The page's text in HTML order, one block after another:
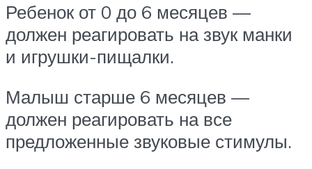
Ребенок от 0 до 6 месяцев —
должен реагировать на звук манки
и игрушки-пищалки.
Малыш старше 6 месяцев —
должен реагировать на все
предложенные звуковые стимулы.